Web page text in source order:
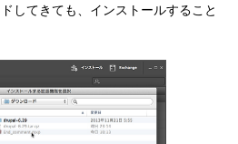
してきても、インストールすること